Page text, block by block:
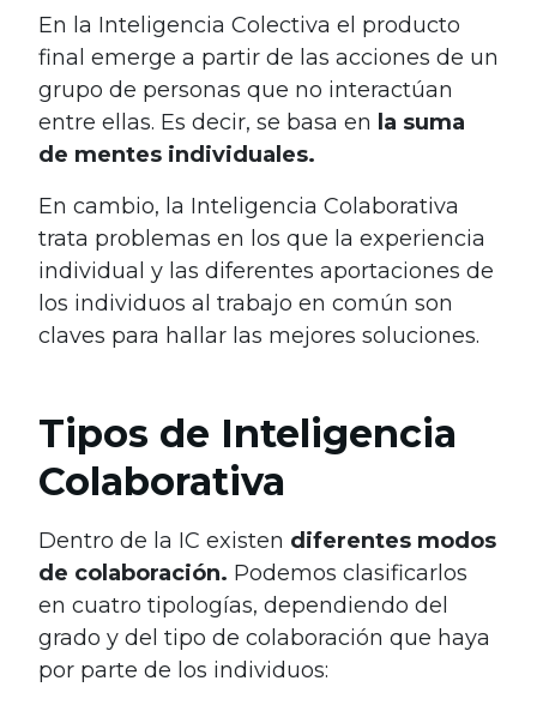
En la Inteligencia Colectiva el producto
final emerge a partir de las acciones de un
grupo de personas que no interactúan
entre ellas. Es decir, se basa en la suma
de mentes individuales.
En cambio, la Inteligencia Colaborativa
trata problemas en los que la experiencia
individual y las diferentes aportaciones de
los individuos al trabajo en común son
claves para hallar las mejores soluciones.
Tipos de Inteligencia
Colaborativa
Dentro de la IC existen diferentes modos
de colaboración. Podemos clasificarlos
en cuatro tipologías, dependiendo del
grado y del tipo de colaboración que haya
por parte de los individuos: